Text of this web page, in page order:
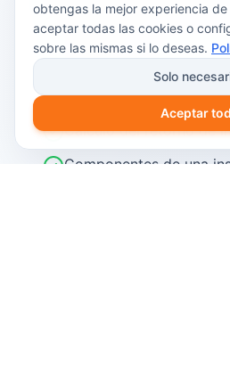
Cómo funciona el
fotovoltaico
Ayudas y subvenciones
2026
Cálculo del retorno de
Componentes de una
obtengas la mejor experiencia
aceptar todas las cookies o
sobre las mismas si lo deseas.
Solo
Aceptar